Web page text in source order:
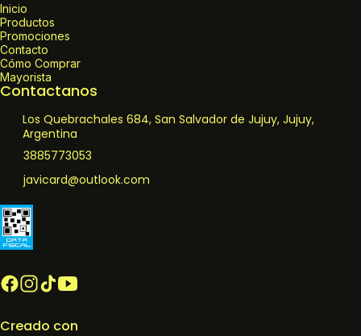
Inicio
Productos
Promociones
Contacto
Cómo Comprar
Mayorista
Contactanos
Los Quebrachales 684, San Salvador de Jujuy, Jujuy,
Argentina
3885773053
javicard@outlook.com
Creado con